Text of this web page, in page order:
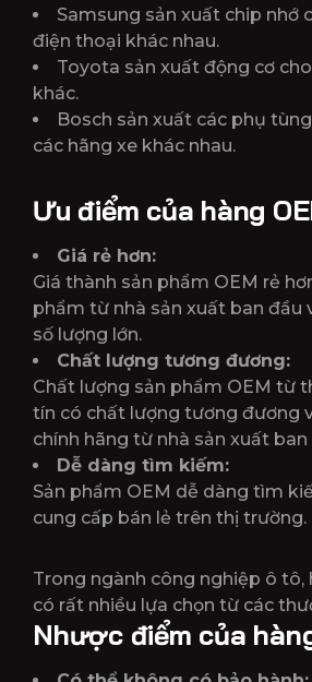
Samsung sản xuất chip nhớ
điện thoại khác nhau.
Toyota sản xuất động cơ
khác.
Bosch sản xuất các phụ
các hãng xe khác nhau.
Ưu điểm của hàng
Giá rẻ hơn:
Giá thành sản phẩm OEM rẻ
phẩm từ nhà sản xuất ban đầu
số lượng lớn.
Chất lượng tương đương:
Chất lượng sản phẩm OEM từ
tín có chất lượng tương đương
chính hãng từ nhà sản xuất ban
Dễ dàng tìm kiếm:
Sản phẩm OEM dễ dàng tìm
cung cấp bán lẻ trên thị trường.
Trong ngành công nghiệp ô tô,
có rất nhiều lựa chọn từ các
Nhược điểm của